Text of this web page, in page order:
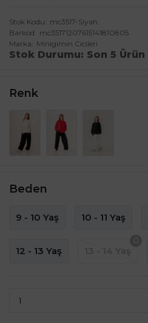
Stok Kodu
mc3517-Siyah
Barkod
mc35171207615141810805
Marka
Minigimin Cicileri
Stok Durumu Son 5 Ürün
Renk
Beden
9 - 10 Yaş 10 - 11 Yaş
12 - 13 Yaş